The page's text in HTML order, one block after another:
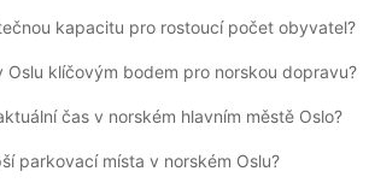
kapacitu pro rostoucí počet obyvatel?
Oslu klíčovým bodem pro norskou dopravu?
čas v norském hlavním městě Oslo?
parkovací místa v norském Oslu?